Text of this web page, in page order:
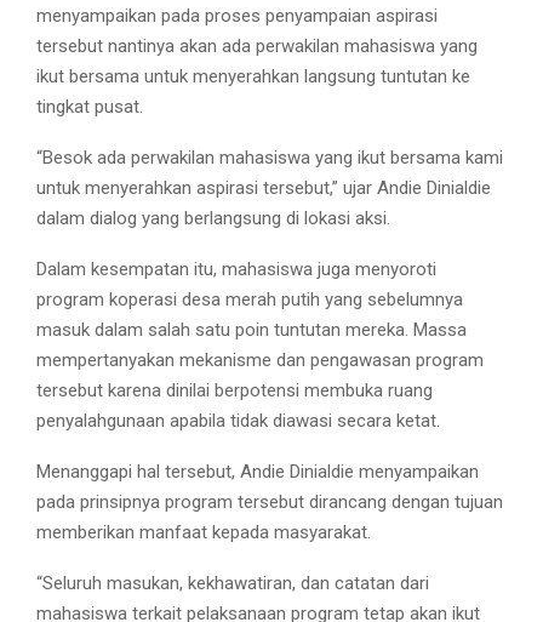
menyampaikan pada proses penyampaian aspirasi
tersebut nantinya akan ada perwakilan mahasiswa yang
ikut bersama untuk menyerahkan langsung tuntutan ke
tingkat pusat.
“Besok ada perwakilan mahasiswa yang ikut bersama kami
untuk menyerahkan aspirasi tersebut,” ujar Andie Dinialdie
dalam dialog yang berlangsung di lokasi aksi.
Dalam kesempatan itu, mahasiswa juga menyoroti
program koperasi desa merah putih yang sebelumnya
masuk dalam salah satu poin tuntutan mereka. Massa
mempertanyakan mekanisme dan pengawasan program
tersebut karena dinilai berpotensi membuka ruang
penyalahgunaan apabila tidak diawasi secara ketat.
Menanggapi hal tersebut, Andie Dinialdie menyampaikan
pada prinsipnya program tersebut dirancang dengan tujuan
memberikan manfaat kepada masyarakat.
“Seluruh masukan, kekhawatiran, dan catatan dari
mahasiswa terkait pelaksanaan program tetap akan ikut